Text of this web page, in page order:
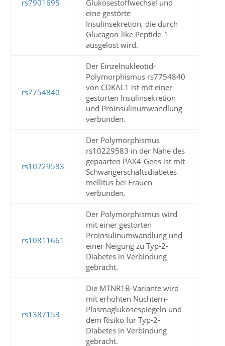
rs7901695
Glukosestoffwechsel und
eine gestörte
Insulinsekretion, die durch
Glucagon-like Peptide-1
ausgelöst wird.
rs7754840
Der Einzelnukleotid-
Polymorphismus rs7754840
von CDKAL1 ist mit einer
gestörten Insulinsekretion
und Proinsulinumwandlung
verbunden.
rs10229583
Der Polymorphismus
rs10229583 in der Nähe des
gepaarten PAX4-Gens ist mit
Schwangerschaftsdiabetes
mellitus bei Frauen
verbunden.
rs10811661
Der Polymorphismus wird
mit einer gestörten
Proinsulinumwandlung und
einer Neigung zu Typ-2-
Diabetes in Verbindung
gebracht.
rs1387153
Die MTNR1B-Variante wird
mit erhöhten Nüchtern-
Plasmaglukosespiegeln und
dem Risiko für Typ-2-
Diabetes in Verbindung
gebracht.